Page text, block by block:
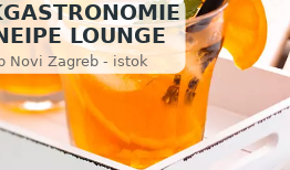
LOUNGE
Novi Zagreb - istok